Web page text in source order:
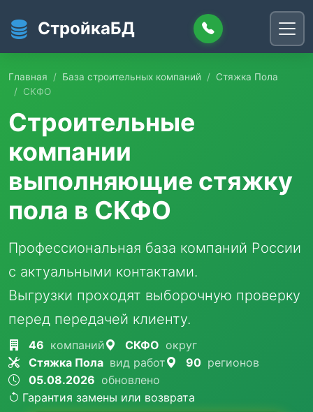
СтройкаБД
Главная База строительных компаний
Стяжка Пола
СКФО
Строительные
компании
выполняющие стяжку
пола в СКФО
Профессиональная база компаний России
с актуальными контактами.
Выгрузки проходят выборочную проверку
перед передачей клиенту.
46 компаний СКФО округ
Стяжка Пола вид работ 90 регионов
05.08.2026 обновлено
Гарантия замены или возврата